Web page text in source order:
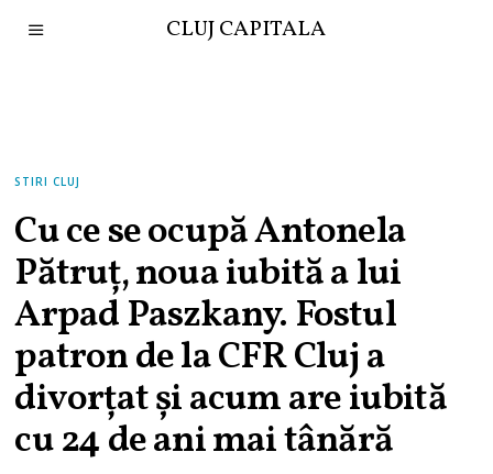
CLUJ CAPITALA
STIRI CLUJ
Cu ce se ocupă Antonela
Pătruț, noua iubită a lui
Arpad Paszkany. Fostul
patron de la CFR Cluj a
divorțat și acum are iubită
cu 24 de ani mai tânără